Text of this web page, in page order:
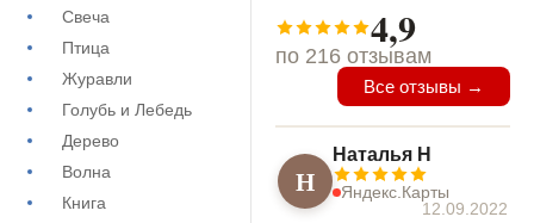
Свеча
Птица
Журавли
Голубь и Лебедь
Дерево
Волна
Книга
4,9
по 216 отзывам
Все отзывы →
Н
Наталья Н
Яндекс.Карты
12.09.2022